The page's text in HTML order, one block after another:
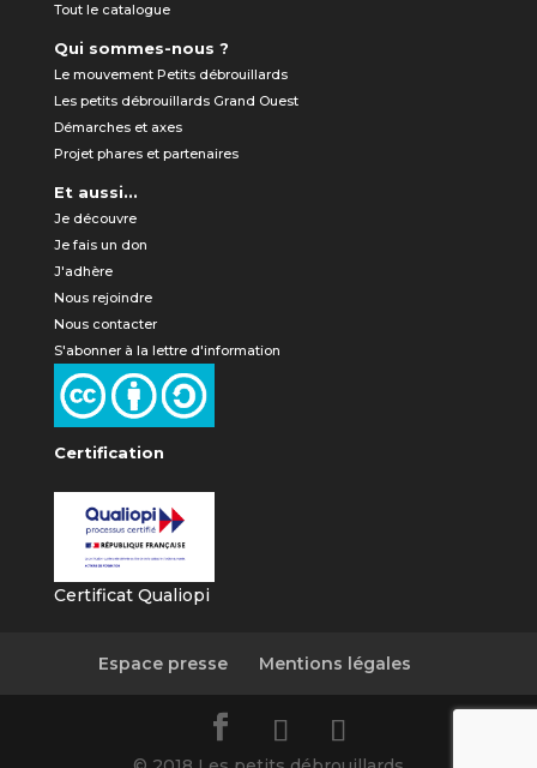
Tout le catalogue
Qui sommes-nous ?
Le mouvement Petits débrouillards
Les petits débrouillards Grand Ouest
Démarches et axes
Projet phares et partenaires
Et aussi...
Je découvre
Je fais un don
J'adhère
Nous rejoindre
Nous contacter
S'abonner à la lettre d'information
Certification
Certificat Qualiopi
Espace presse Mentions légales